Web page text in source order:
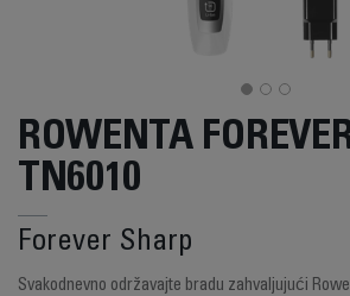
ROWENTA
TN6010
Forever Sharp
Svakodnevno održavajte bradu zahvaljujući